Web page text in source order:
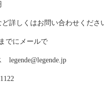
詳しくはお問い合わせくださ
でにメールで
legende@legende.jp